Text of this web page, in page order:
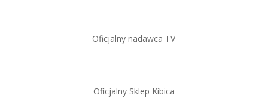
Oficjalny nadawca TV
Oficjalny Sklep Kibica